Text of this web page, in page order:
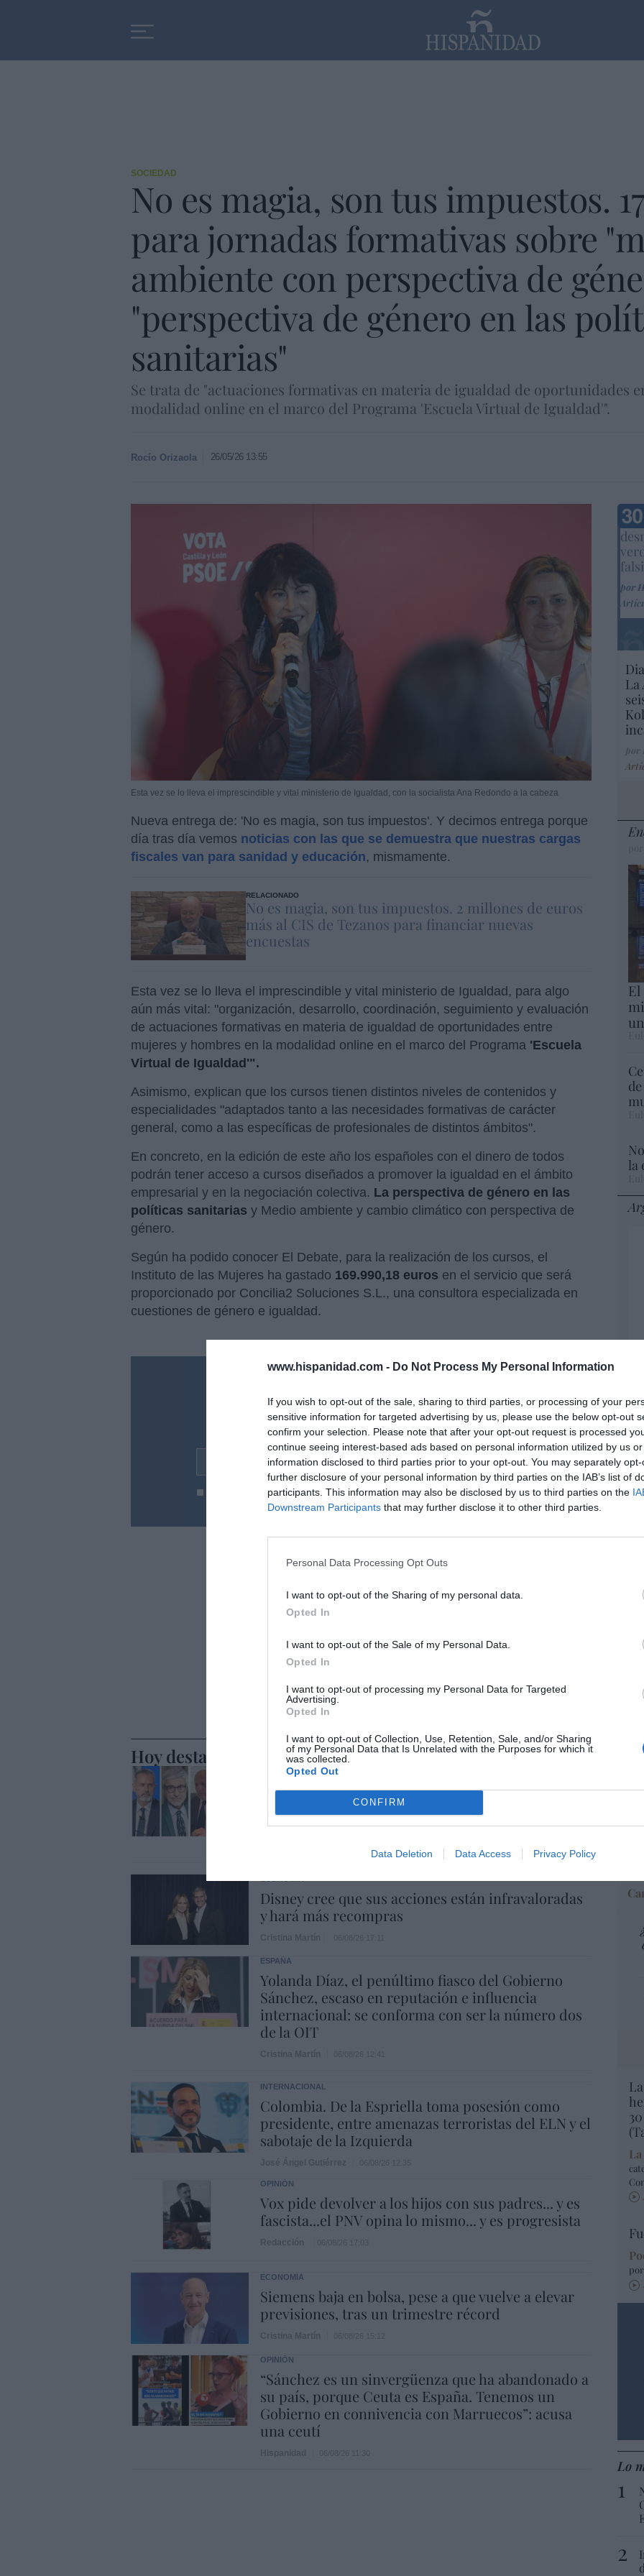
www.hispanidad.com - Do Not Process My Personal Information
If you wish to opt-out of the sale, sharing to third parties, or processing of your
sensitive information for targeted advertising by us, please use the below opt-out
confirm your selection. Please note that after your opt-out request is processed
continue seeing interest-based ads based on personal information utilized by us
information disclosed to third parties prior to your opt-out. You may separately
further disclosure of your personal information by third parties on the IAB’s list of
participants. This information may also be disclosed by us to third parties on the
Downstream Participants that may further disclose it to other third parties.
Personal Data Processing Opt Outs
I want to opt-out of the Sharing of my personal data.
Opted In
I want to opt-out of the Sale of my Personal Data.
Opted In
I want to opt-out of processing my Personal Data for Targeted
Advertising.
Opted In
I want to opt-out of Collection, Use, Retention, Sale, and/or Sharing
of my Personal Data that Is Unrelated with the Purposes for which it
was collected.
Opted Out
CONFIRM
Data Deletion Data Access Privacy Policy
SOCIEDAD
No es magia, son tus impuestos.
para jornadas formativas sobre
ambiente con perspectiva de
"perspectiva de género en las
sanitarias"
Se trata de "actuaciones formativas en materia de igualdad de oportunidades
modalidad online en el marco del Programa 'Escuela Virtual de Igualdad'".
Rocío Orizaola 26/05/26 13:55
Esta vez se lo lleva el imprescindible y vital ministerio de Igualdad, con la socialista Ana Redondo a la cabeza
Nueva entrega de: 'No es magia, son tus impuestos'. Y decimos entrega porque
día tras día vemos noticias con las que se demuestra que nuestras cargas
fiscales van para sanidad y educación, mismamente.
RELACIONADO
No es magia, son tus impuestos. 2 millones de euros
más al CIS de Tezanos para financiar nuevas
encuestas
Esta vez se lo lleva el imprescindible y vital ministerio de Igualdad, para algo
aún más vital: "organización, desarrollo, coordinación, seguimiento y evaluación
de actuaciones formativas en materia de igualdad de oportunidades entre
mujeres y hombres en la modalidad online en el marco del Programa 'Escuela
Virtual de Igualdad'".
Asimismo, explican que los cursos tienen distintos niveles de contenidos y
especialidades "adaptados tanto a las necesidades formativas de carácter
general, como a las específicas de profesionales de distintos ámbitos".
En concreto, en la edición de este año los españoles con el dinero de todos
podrán tener acceso a cursos diseñados a promover la igualdad en el ámbito
empresarial y en la negociación colectiva. La perspectiva de género en las
políticas sanitarias y Medio ambiente y cambio climático con perspectiva de
género.
Según ha podido conocer El Debate, para la realización de los cursos, el
Instituto de las Mujeres ha gastado 169.990,18 euros en el servicio que será
proporcionado por Concilia2 Soluciones S.L., una consultora especializada en
cuestiones de género e igualdad.
¿Te ha interesado este artículo?
Suscríbete a nuestro newsletter y recibe cada dia
en tu correo lo más destacado de Hispanidad
Tu correo electrónico...
He leído y acepto lascondiciones legales
Hoy destacamos
ECONOMÍA
Telefónica. Situación límite: bronca en Reino
Unido, el riesgo de deuda en el alero... y Enrique
Goñi reivindica la Presidencia
Disney cree que sus acciones están infravaloradas
y hará más recompras
ESPAÑA
Yolanda Díaz, el penúltimo fiasco del Gobierno
Sánchez, escaso en reputación e influencia
internacional: se conforma con ser la número dos
de la OIT
INTERNACIONAL
Colombia. De la Espriella toma posesión como
presidente, entre amenazas terroristas del ELN y el
sabotaje de la Izquierda
OPINIÓN
Vox pide devolver a los hijos con sus padres... y es
fascista...el PNV opina lo mismo... y es progresista
ECONOMÍA
Siemens baja en bolsa, pese a que vuelve a elevar
previsiones, tras un trimestre récord
OPINIÓN
“Sánchez es un sinvergüenza que ha abandonado a
su país, porque Ceuta es España. Tenemos un
Gobierno en connivencia con Marruecos”: acusa
una ceutí
por
La
El
la
por
Lo